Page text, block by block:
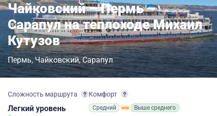
Чайковский – Пермь –
Сарапул на теплоходе Михаил
Кутузов
Пермь Чайковский Сарапул
Сложность маршрута
Легкий уровень
Комфорт
Средний Выше среднего